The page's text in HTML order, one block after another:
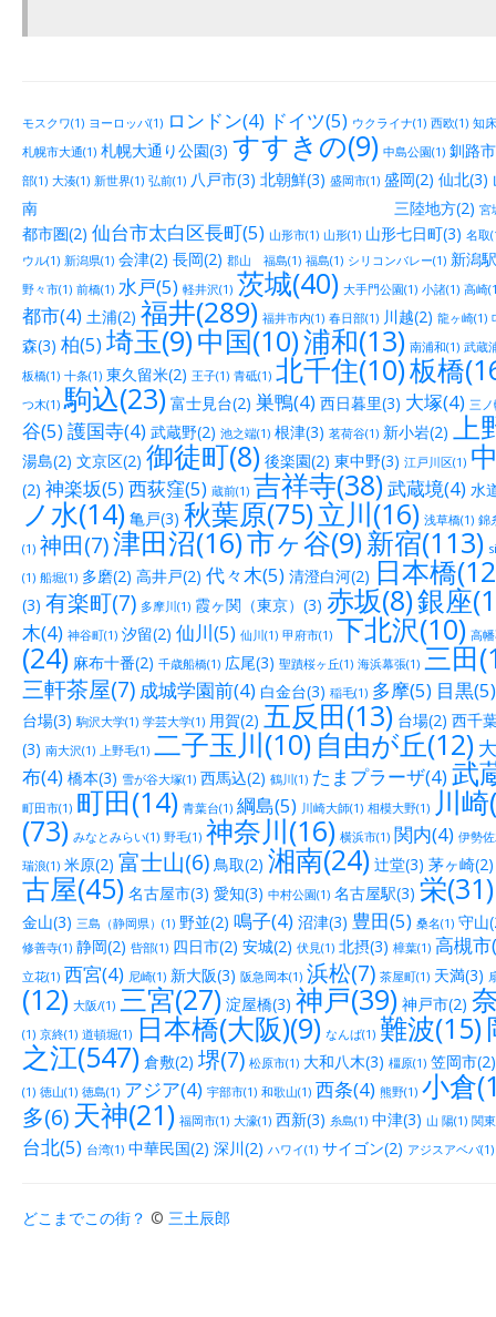
モスクワ(1) ヨーロッパ(1) ロンドン(4) ドイツ(5) ウクライナ(1) 西欧(1) 知
札幌市大通(1) 札幌大通り公園(3) すすきの(9) 中島公園(1) 釧路
部(1) 大湊(1) 新世界(1) 弘前(1) 八戸市(3) 北朝鮮(3) 盛岡市(1) 盛岡(2) 仙北(3)
南 三陸地方(2) 宮
都市圏(2) 仙台市太白区長町(5) 山形市(1) 山形(1) 山形七日町(3) 名取
ウル(1) 新潟県(1) 会津(2) 長岡(2) 郡山 福島(1) 福島(1) シリコンバレー(1) 新潟
野々市(1) 前橋(1) 水戸(5) 軽井沢(1) 茨城(40) 大手門公園(1) 小諸(1) 高崎
都市(4) 土浦(2) 福井(289) 福井市内(1) 春日部(1) 川越(2) 龍ヶ崎(1)
森(3) 柏(5)埼玉(9)中国(10)浦和(13) 南浦和(1) 武蔵
板橋(1) 十条(1) 東久留米(2) 王子(1) 青砥(1) 北千住(10)板橋
つ木(1) 駒込(23) 富士見台(2) 巣鴨(4) 西日暮里(3) 大塚(4) 三ノ
谷(5)護国寺(4) 武蔵野(2) 池之端(1) 根津(3) 茗荷谷(1) 新小岩(2) 上
湯島(2) 文京区(2) 御徒町(8) 後楽園(2) 東中野(3) 江戸川区(1)
(2) 神楽坂(5)西荻窪(5) 蔵前(1) 吉祥寺(38)武蔵境(4) 水
ノ水(14) 亀戸(3) 秋葉原(75)立川(16) 浅草橋(1) 錦
(1) 神田(7)津田沼(16)市ヶ谷(9)新宿(113)
(1) 船堀(1) 多磨(2) 高井戸(2) 代々木(5) 清澄白河(2) 日本橋
(3) 有楽町(7) 多摩川(1) 霞ヶ関（東京）(3) 赤坂(8)銀座
木(4) 神谷町(1) 汐留(2) 仙川(5) 仙川(1) 甲府市(1) 下北沢(10) 高
(24) 麻布十番(2) 千歳船橋(1) 広尾(3) 聖蹟桜ヶ丘(1) 海浜幕張(1) 三田
三軒茶屋(7) 成城学園前(4) 白金台(3) 稲毛(1) 多摩(5) 目黒(5)
台場(3) 駒沢大学(1) 学芸大学(1) 用賀(2) 五反田(13) 台場(2) 西千
(3) 南大沢(1) 上野毛(1) 二子玉川(10) 自由が丘(12)
布(4) 橋本(3) 雪が谷大塚(1) 西馬込(2) 鶴川(1) たまプラーザ(4)武
町田市(1) 町田(14) 青葉台(1) 綱島(5) 川崎大師(1) 相模大野(1) 川
(73) みなとみらい(1) 野毛(1) 神奈川(16) 横浜市(1) 関内(4) 伊勢
瑞浪(1) 米原(2) 富士山(6) 鳥取(2) 湘南(24) 辻堂(3) 茅ヶ崎(2)
古屋(45) 名古屋市(3) 愛知(3) 中村公園(1) 名古屋駅(3) 栄(31)
金山(3) 三島（静岡県）(1) 野並(2) 鳴子(4) 沼津(3) 豊田(5) 桑名(1) 守山
修善寺(1) 静岡(2) 呰部(1) 四日市(2) 安城(2) 伏見(1) 北摂(3) 樟葉(1) 高槻市
立花(1) 西宮(4) 尼崎(1) 新大阪(3) 阪急岡本(1) 浜松(7) 茶屋町(1) 天満(3)
(12) 大阪/(1) 三宮(27) 淀屋橋(3) 神戸(39) 神戸市(2)
(1) 京終(1) 道頓堀(1) 日本橋(大阪)(9) なんば(1) 難波(15)
之江(547) 倉敷(2) 堺(7) 松原市(1) 大和八木(3) 橿原(1) 笠岡市(2)
(1) 徳山(1) 徳島(1) アジア(4) 宇部市(1) 和歌山(1) 西条(4) 熊野(1) 小倉
多(6) 天神(21) 福岡市(1) 大濠(1) 西新(3) 糸島(1) 中津(3) 山 陽(1) 関
台北(5) 台湾(1) 中華民国(2) 深川(2) ハワイ(1) サイゴン(2) アジスアベバ(1)
どこまでこの街？ © 三土辰郎